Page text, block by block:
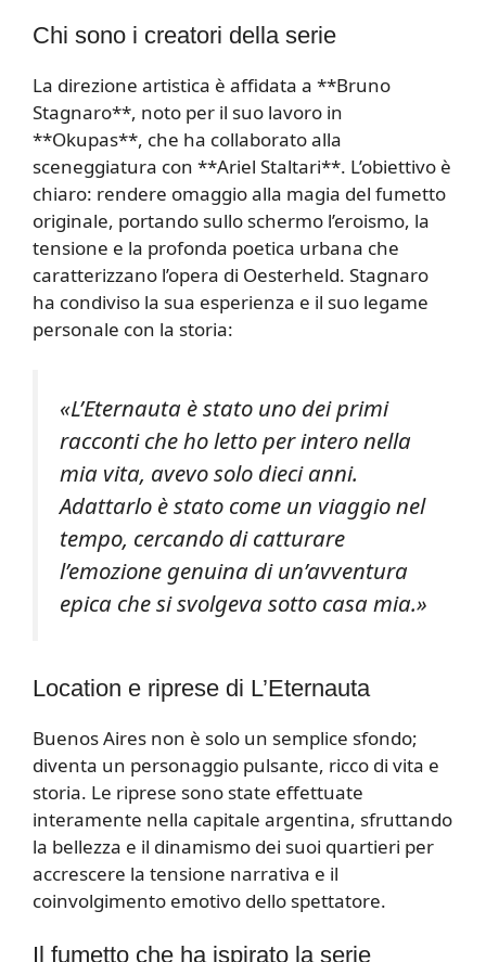
Chi sono i creatori della serie
La direzione artistica è affidata a **Bruno
Stagnaro**, noto per il suo lavoro in
**Okupas**, che ha collaborato alla
sceneggiatura con **Ariel Staltari**. L’obiettivo è
chiaro: rendere omaggio alla magia del fumetto
originale, portando sullo schermo l’eroismo, la
tensione e la profonda poetica urbana che
caratterizzano l’opera di Oesterheld. Stagnaro
ha condiviso la sua esperienza e il suo legame
personale con la storia:
«L’Eternauta è stato uno dei primi
racconti che ho letto per intero nella
mia vita, avevo solo dieci anni.
Adattarlo è stato come un viaggio nel
tempo, cercando di catturare
l’emozione genuina di un’avventura
epica che si svolgeva sotto casa mia.»
Location e riprese di L’Eternauta
Buenos Aires non è solo un semplice sfondo;
diventa un personaggio pulsante, ricco di vita e
storia. Le riprese sono state effettuate
interamente nella capitale argentina, sfruttando
la bellezza e il dinamismo dei suoi quartieri per
accrescere la tensione narrativa e il
coinvolgimento emotivo dello spettatore.
Il fumetto che ha ispirato la serie